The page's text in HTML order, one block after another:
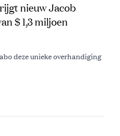
nieuw Jacob
$ 1,3 miljoen
deze unieke overhandiging